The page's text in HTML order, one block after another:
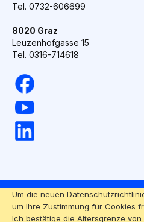
Um die neuen
um Ihre Zustimmung für Cookies
Ich bestätige die Altersgrenze von
Tel. 0732-606699
8020 Graz
Leuzenhofgasse 15
Tel. 0316-714618
Powered by ETRON - Onlineshop,